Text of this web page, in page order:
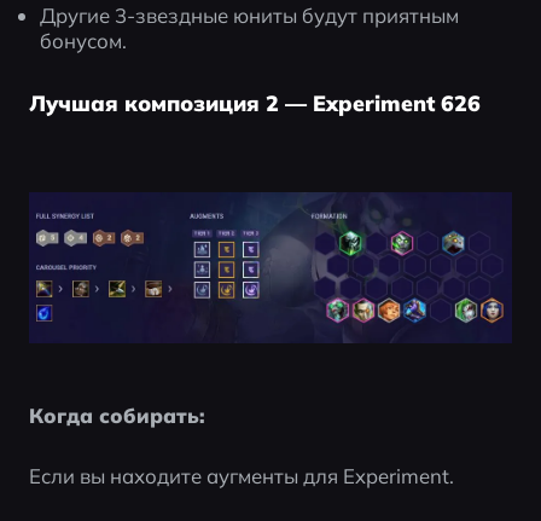
Другие 3-звездные юниты будут приятным
бонусом.
Лучшая композиция 2 — Experiment 626
Когда собирать:
Если вы находите аугменты для Experiment.